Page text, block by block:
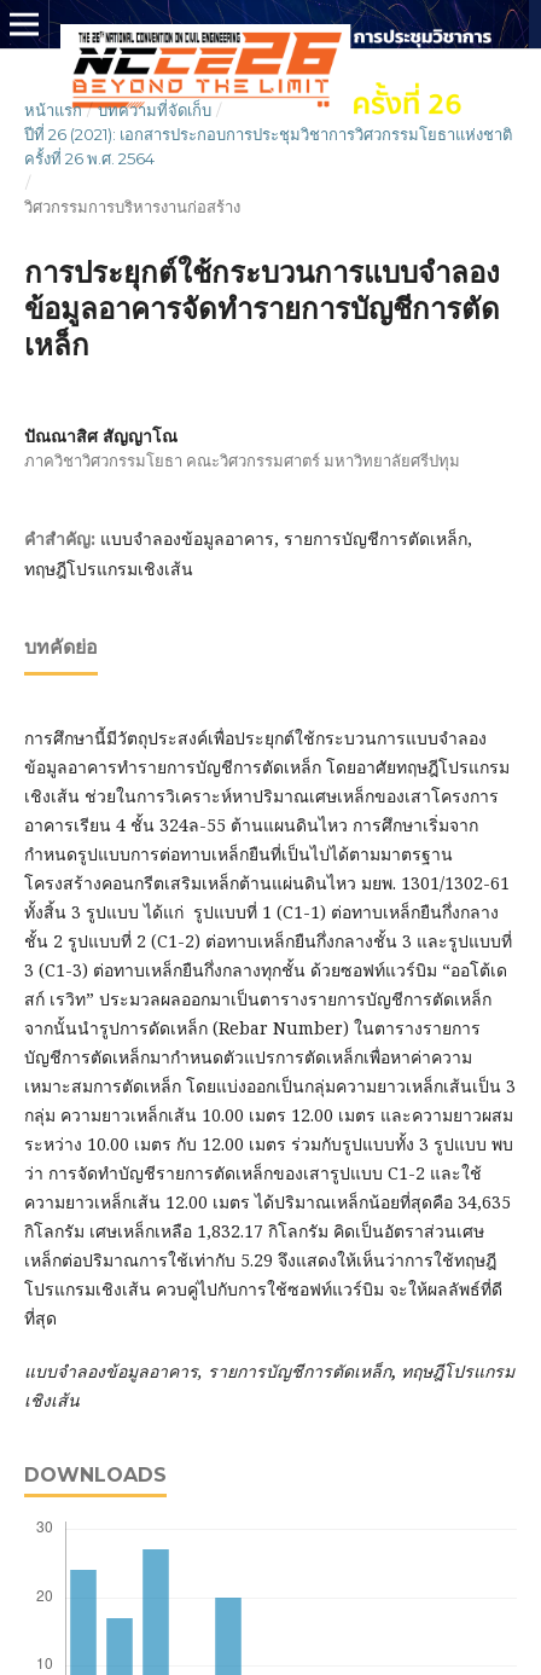
หน้าแรก / บทความที่จัดเก็บ /
ปีที่ 26 (2021): เอกสารประกอบการประชุมวิชาการวิศวกรรมโยธาแห่งชาติ
ครั้งที่ 26 พ.ศ. 2564
/
วิศวกรรมการบริหารงานก่อสร้าง
การประยุกต์ใช้กระบวนการแบบจำลอง
ข้อมูลอาคารจัดทำรายการบัญชีการตัด
เหล็ก
ปัณณาสิศ สัญญาโณ
ภาควิชาวิศวกรรมโยธา คณะวิศวกรรมศาตร์ มหาวิทยาลัยศรีปทุม
คำสำคัญ: แบบจำลองข้อมูลอาคาร, รายการบัญชีการตัดเหล็ก,
ทฤษฎีโปรแกรมเชิงเส้น
บทคัดย่อ
การศึกษานี้มีวัตถุประสงค์เพื่อประยุกต์ใช้กระบวนการแบบจำลอง
ข้อมูลอาคารทำรายการบัญชีการตัดเหล็ก โดยอาศัยทฤษฎีโปรแกรม
เชิงเส้น ช่วยในการวิเคราะห์หาปริมาณเศษเหล็กของเสาโครงการ
อาคารเรียน 4 ชั้น 324ล-55 ต้านแผนดินไหว การศึกษาเริ่มจาก
กำหนดรูปแบบการต่อทาบเหล็กยืนที่เป็นไปได้ตามมาตรฐาน
โครงสร้างคอนกรีตเสริมเหล็กต้านแผ่นดินไหว มยพ. 1301/1302-61
ทั้งสิ้น 3 รูปแบบ ได้แก่ รูปแบบที่ 1 (C1-1) ต่อทาบเหล็กยืนกึ่งกลาง
ชั้น 2 รูปแบบที่ 2 (C1-2) ต่อทาบเหล็กยืนกึ่งกลางชั้น 3 และรูปแบบที่
3 (C1-3) ต่อทาบเหล็กยืนกึ่งกลางทุกชั้น ด้วยซอฟท์แวร์บิม “ออโต้เด
สก์ เรวิท” ประมวลผลออกมาเป็นตารางรายการบัญชีการตัดเหล็ก
จากนั้นนำรูปการดัดเหล็ก (Rebar Number) ในตารางรายการ
บัญชีการตัดเหล็กมากำหนดตัวแปรการตัดเหล็กเพื่อหาค่าความ
เหมาะสมการตัดเหล็ก โดยแบ่งออกเป็นกลุ่มความยาวเหล็กเส้นเป็น 3
กลุ่ม ความยาวเหล็กเส้น 10.00 เมตร 12.00 เมตร และความยาวผสม
ระหว่าง 10.00 เมตร กับ 12.00 เมตร ร่วมกับรูปแบบทั้ง 3 รูปแบบ พบ
ว่า การจัดทำบัญชีรายการตัดเหล็กของเสารูปแบบ C1-2 และใช้
ความยาวเหล็กเส้น 12.00 เมตร ได้ปริมาณเหล็กน้อยที่สุดคือ 34,635
กิโลกรัม เศษเหล็กเหลือ 1,832.17 กิโลกรัม คิดเป็นอัตราส่วนเศษ
เหล็กต่อปริมาณการใช้เท่ากับ 5.29 จึงแสดงให้เห็นว่าการใช้ทฤษฎี
โปรแกรมเชิงเส้น ควบคู่ไปกับการใช้ซอฟท์แวร์บิม จะให้ผลลัพธ์ที่ดี
ที่สุด
แบบจำลองข้อมูลอาคาร, รายการบัญชีการตัดเหล็ก, ทฤษฎีโปรแกรม
เชิงเส้น
DOWNLOADS